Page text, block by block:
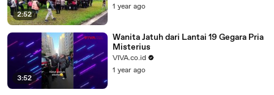
2:52
1 year ago
3:52
Wanita Jatuh dari Lantai 19 Gegara Pria
Misterius
VIVA.co.id
1 year ago